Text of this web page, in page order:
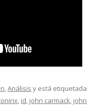
,Análisis y está etiquetada
id john carmack john